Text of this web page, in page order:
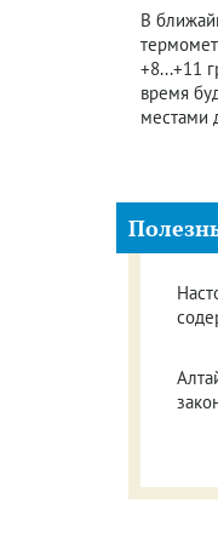
В
+8...+11
время
местами